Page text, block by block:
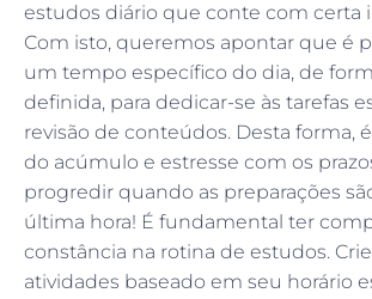
estudos diário que conte com certa
Com isto, queremos apontar que é
um tempo específico do dia, de
definida, para dedicar-se às tarefas
revisão de conteúdos. Desta forma,
do acúmulo e estresse com os
progredir quando as preparações
última hora! É fundamental ter
constância na rotina de estudos.
atividades baseado em seu horário